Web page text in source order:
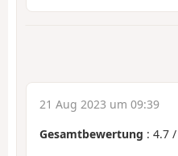
21 Aug 2023 um 09:39
Gesamtbewertung : 4.7 /